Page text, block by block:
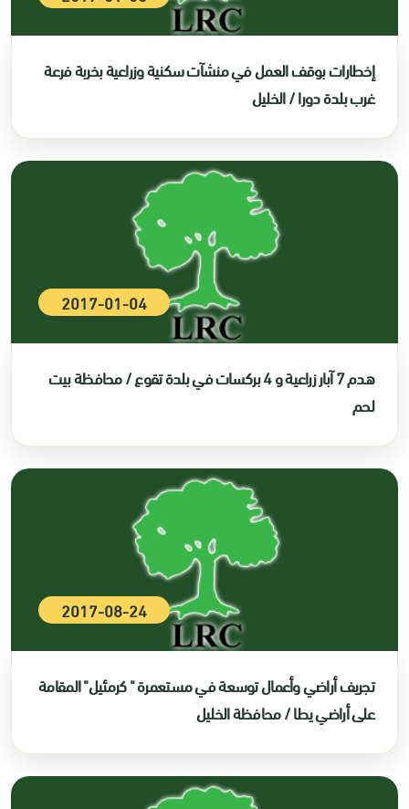
إخطارات بوقف العمل في منشآت سكنية وزراعية بخربة فرعة
غرب بلدة دورا / الخليل
2017-01-04
هدم 7 آبار زراعية و 4 بركسات في بلدة تقوع / محافظة بيت
لحم
2017-08-24
تجريف أراضي وأعمال توسعة في مستعمرة " كرمئيل" المقامة
على أراضي يطا / محافظة الخليل